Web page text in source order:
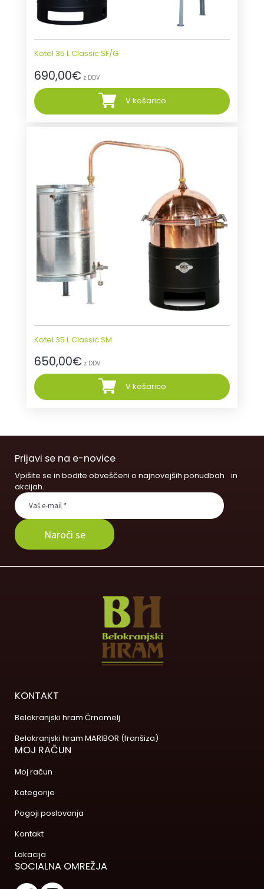
Kotel 35 L Classic SF/G
690,00€ z DDV
V košarico
Kotel 35 L Classic SM
650,00€ z DDV
V košarico
Prijavi se na e-novice
Vpišite se in bodite obveščeni o najnovejših ponudbah in
akcijah.
KONTAKT
Belokranjski hram Črnomelj
Belokranjski hram MARIBOR (franšiza)
MOJ RAČUN
Moj račun
Kategorije
Pogoji poslovanja
Kontakt
Lokacija
SOCIALNA OMREŽJA